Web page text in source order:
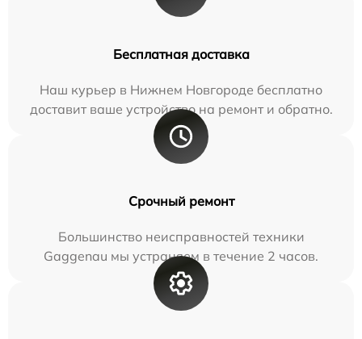
Бесплатная доставка
Наш курьер в Нижнем Новгороде бесплатно
доставит ваше устройство на ремонт и обратно.
Срочный ремонт
Большинство неисправностей техники
Gaggenau мы устраняем в течение 2 часов.